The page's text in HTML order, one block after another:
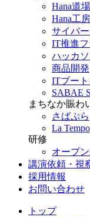
Hana道場
Hana工房
サイバ
IT推進
ハッカ
商品開発
ITブー
SABAE
まちなか賑わ
さばぷら
La Tempo
研修
オープ
講演依頼・視
採用情報
お問い合わせ
トップ